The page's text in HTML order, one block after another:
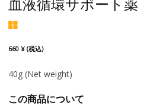
660 ¥ (税込)
40g (Net weight)
この商品について